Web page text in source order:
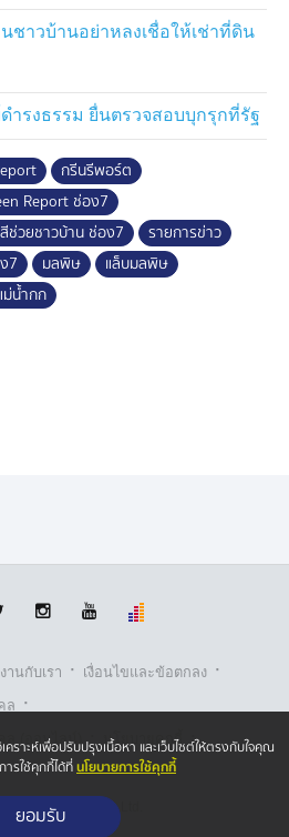
#มลพิษ
ชาวบ้านอย่าหลงเชื่อให้เช่าที่ดิน
รงธรรม ยื่นตรวจสอบบุกรุกที่รัฐ
กรีนรีพอร์ต
Report ช่อง7
ช่วยชาวบ้าน ช่อง7
รายการข่าว
7 มลพิษ
แล็บมลพิษ
ม่น้ำกก
านกับเรา · เงื่อนไขและข้อตกลง ·
ล ·
(ออนไลน์) · นโยบายคุกกี้ ·
& T.V. Co.,Ltd.
คราะห์เพื่อปรับปรุงเนื้อหา และเว็บไซต์ให้ตรงกับใจคุณ
รใช้คุกกี้ได้ที่นโยบายการใช้คุกกี้
ยอมรับ